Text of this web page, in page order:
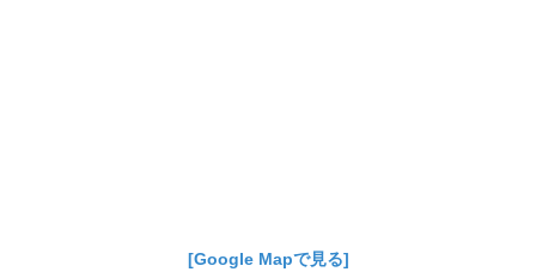
[Google Mapで見る]